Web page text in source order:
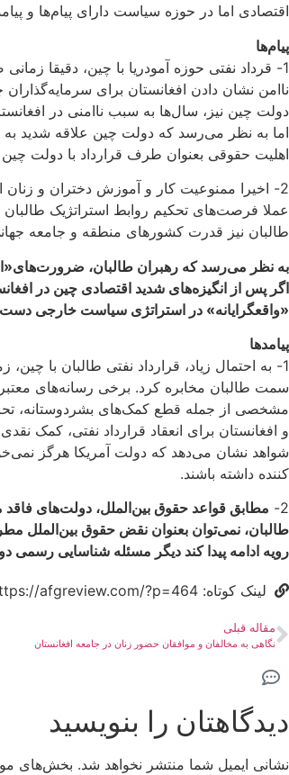
اقتصادی اما در حوزه سیاست دارای پیام‌ها و
پیام‌ها
1- قرداد نفتی حوزه آمودریا با چین، دقیقا
ناامن نشان دادن افغانستان برای
دولت چین نیز، سال‌ها به سبب ناامنی در
اما به نظر می‌رسد که دولت چین علاقه شدید به
اهلیت حقوقی بعنوان طرف قرارداد با دولت
2- اخیرا ممنوعیت کار و آموزش دختران و زنان
عملا فرصت‌های تحکیم روابط استراتژیک
طالبان نیز قدرت کشورهای منطقه و جامعه
به نظر می‌رسد که رهبران طالبان،
اگر پس از انگیزه‌‌های شدید اقتصادی چین در
«واقعگرایانه» در استراتژی سیاست خارجی
پیامدها
1- به احتمال زیاد، قرارداد نفتی طالبان با
سمت طالبان مخابره کرد. برخی رسانه‌های
مشخصی از جمله قطع کمک‌های بشردوستانه،
و افغانستان برای انعقاد قرارداد نفتی، کمک
شواهد نشان می‌دهد که دولت آمریکا هرگز
کننده داشته باشند.
2-
مطابق قواعد حقوق بین‌الملل، دولت‌های فاقد
طالبان، نمی‌توان بعنوان نقض حقوق بین‌الملل
رویه ادامه پیدا کند دیگر مسئله شناسایی رسمی
لینک کوتاه: https://afgreview.com/?p=464
مقاله قبلی
نگاهی به مخالفان و موافقان حضور زنان در جامعه افغانستان
دیدگاهتان را بنویسید
نشانی ایمیل شما منتشر نخواهد شد. بخش‌های